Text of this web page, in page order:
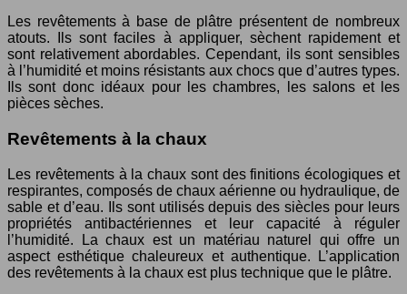
Les revêtements à base de plâtre présentent de nombreux
atouts. Ils sont faciles à appliquer, sèchent rapidement et
sont relativement abordables. Cependant, ils sont sensibles
à l’humidité et moins résistants aux chocs que d’autres types.
Ils sont donc idéaux pour les chambres, les salons et les
pièces sèches.
Revêtements à la chaux
Les revêtements à la chaux sont des finitions écologiques et
respirantes, composés de chaux aérienne ou hydraulique, de
sable et d’eau. Ils sont utilisés depuis des siècles pour leurs
propriétés antibactériennes et leur capacité à réguler
l’humidité. La chaux est un matériau naturel qui offre un
aspect esthétique chaleureux et authentique. L’application
des revêtements à la chaux est plus technique que le plâtre.